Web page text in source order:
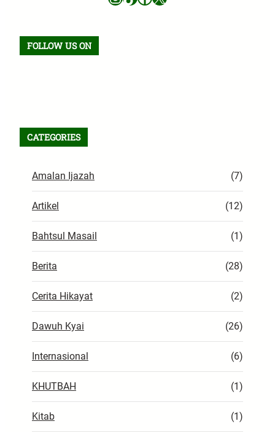
FOLLOW US ON
CATEGORIES
Amalan Ijazah (7)
Artikel (12)
Bahtsul Masail (1)
Berita (28)
Cerita Hikayat (2)
Dawuh Kyai (26)
Internasional (6)
KHUTBAH (1)
Kitab (1)